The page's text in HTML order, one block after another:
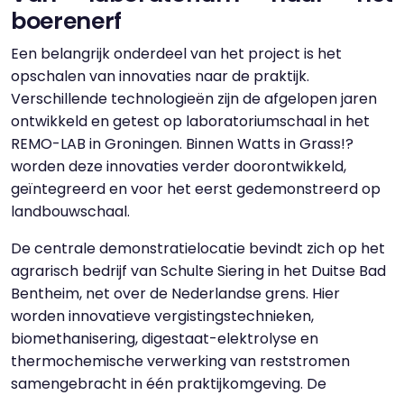
boerenerf
Een belangrijk onderdeel van het project is het
opschalen van innovaties naar de praktijk.
Verschillende technologieën zijn de afgelopen jaren
ontwikkeld en getest op laboratoriumschaal in het
REMO-LAB in Groningen. Binnen Watts in Grass!?
worden deze innovaties verder doorontwikkeld,
geïntegreerd en voor het eerst gedemonstreerd op
landbouwschaal.
De centrale demonstratielocatie bevindt zich op het
agrarisch bedrijf van Schulte Siering in het Duitse Bad
Bentheim, net over de Nederlandse grens. Hier
worden innovatieve vergistingstechnieken,
biomethanisering, digestaat-elektrolyse en
thermochemische verwerking van reststromen
samengebracht in één praktijkomgeving. De